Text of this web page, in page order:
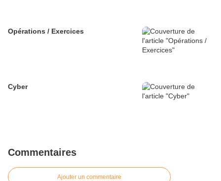
Opérations / Exercices
Cyber
Commentaires
Ajouter un commentaire